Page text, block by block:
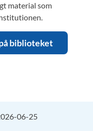
material som
biblioteket
06-25